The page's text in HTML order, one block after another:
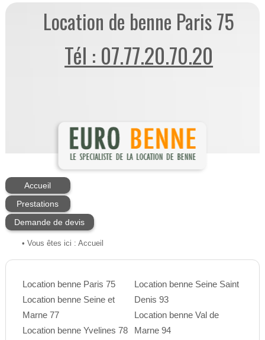
Location de benne Paris 75
Tél : 07.77.20.70.20
Accueil
Prestations
Demande de devis
• Vous êtes ici : Accueil
Location benne Paris 75
Location benne Seine et
Marne 77
Location benne Yvelines 78
Location benne Seine Saint
Denis 93
Location benne Val de
Marne 94